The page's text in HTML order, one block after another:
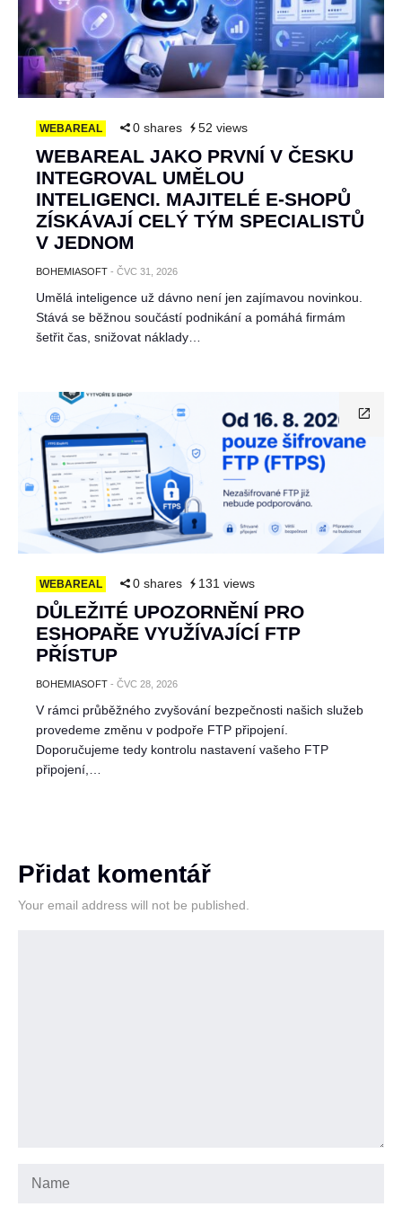
WEBAREAL 0 shares 52 views
WEBAREAL JAKO PRVNÍ V ČESKU
INTEGROVAL UMĚLOU
INTELIGENCI. MAJITELÉ E-SHOPŮ
ZÍSKÁVAJÍ CELÝ TÝM SPECIALISTŮ
V JEDNOM
BOHEMIASOFT - ČVC 31, 2026
Umělá inteligence už dávno není jen zajímavou novinkou.
Stává se běžnou součástí podnikání a pomáhá firmám
šetřit čas, snižovat náklady…
WEBAREAL 0 shares 131 views
DŮLEŽITÉ UPOZORNĚNÍ PRO
ESHOPAŘE VYUŽÍVAJÍCÍ FTP
PŘÍSTUP
BOHEMIASOFT - ČVC 28, 2026
V rámci průběžného zvyšování bezpečnosti našich služeb
provedeme změnu v podpoře FTP připojení.
Doporučujeme tedy kontrolu nastavení vašeho FTP
připojení,…
Přidat komentář
Your email address will not be published.